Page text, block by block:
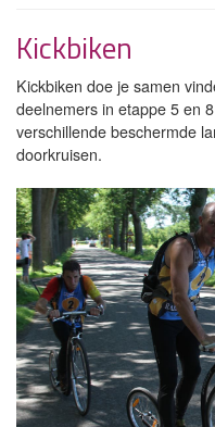
Kickbiken
Kickbiken doe je samen
deelnemers in etappe 5 en
verschillende beschermde
doorkruisen.